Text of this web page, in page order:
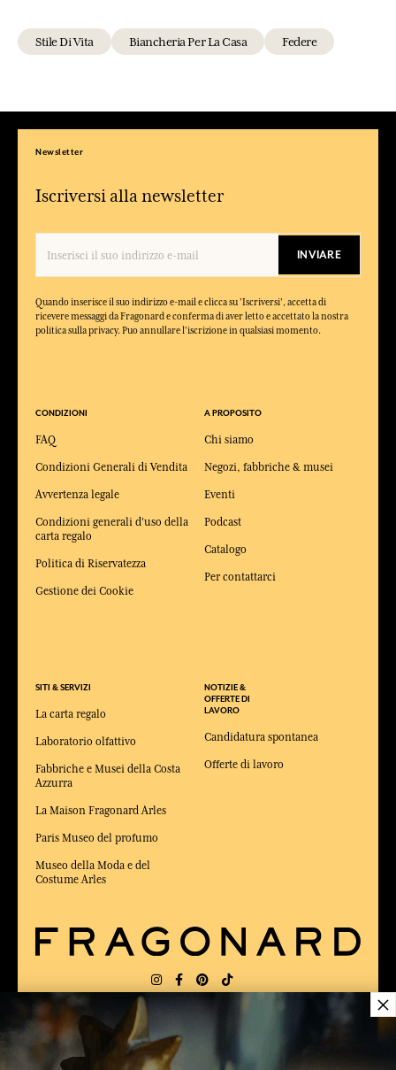
Stile Di Vita Biancheria Per La Casa Federe
Newsletter
Iscriversi alla newsletter
INVIARE
Quando inserisce il suo indirizzo e-mail e clicca su 'Iscriversi', accetta di
ricevere messaggi da Fragonard e conferma di aver letto e accettato la nostra
politica sulla privacy. Puo annullare l'iscrizione in qualsiasi momento.
CONDIZIONI
FAQ
Condizioni Generali di Vendita
Avvertenza legale
Condizioni generali d'uso della
carta regalo
Politica di Riservatezza
Gestione dei Cookie
SITI & SERVIZI
La carta regalo
Laboratorio olfattivo
Fabbriche e Musei della Costa
Azzurra
La Maison Fragonard Arles
Paris Museo del profumo
Museo della Moda e del
Costume Arles
A PROPOSITO
Chi siamo
Negozi, fabbriche & musei
Eventi
Podcast
Catalogo
Per contattarci
NOTIZIE &
OFFERTE DI
LAVORO
Candidatura spontanea
Offerte di lavoro
CONSEGNA: FR
×